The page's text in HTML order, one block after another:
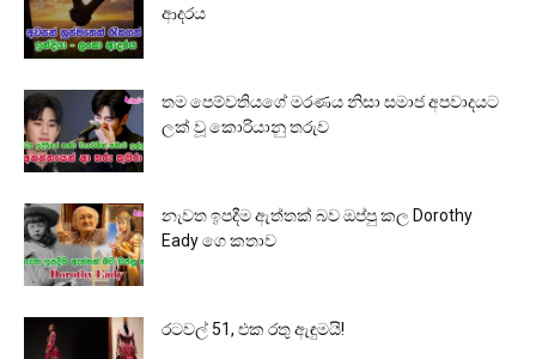
ආදරය
තම පෙම්වතියගේ මරණය නිසා සමාජ අපවාදයට
ලක් වූ කොරියානු තරුව
නැවත ඉපදීම ඇත්තක් බව ඔප්පු කල Dorothy
Eady ගෙ කතාව
රටවල් 51, එක රතු ඇඳුමයි!